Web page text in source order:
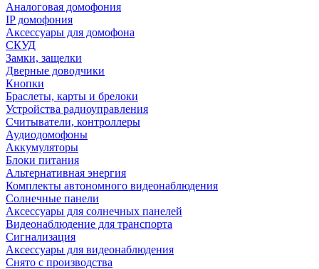
Аналоговая домофония
IP домофония
Аксессуары для домофона
СКУД
Замки, защелки
Дверные доводчики
Кнопки
Браслеты, карты и брелоки
Устройства радиоуправления
Считыватели, контроллеры
Аудиодомофоны
Аккумуляторы
Блоки питания
Альтернативная энергия
Комплекты автономного видеонаблюдения
Солнечные панели
Аксессуары для солнечных панелей
Видеонаблюдение для транспорта
Сигнализация
Аксессуары для видеонаблюдения
Снято с производства